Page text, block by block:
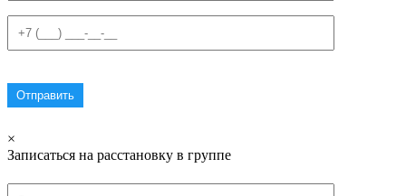
×
Записаться на расстановку в группе